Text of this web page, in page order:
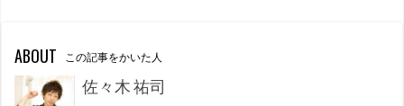
ABOUT この記事をかいた人
佐々木 祐司